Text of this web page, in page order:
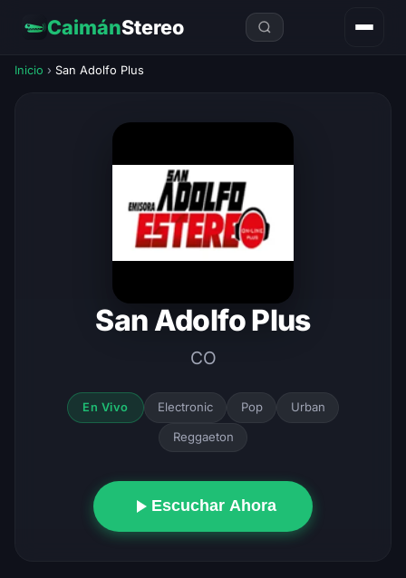
CaimánStereo
Inicio › San Adolfo Plus
San Adolfo Plus
CO
En Vivo Electronic Pop Urban
Reggaeton
Escuchar Ahora